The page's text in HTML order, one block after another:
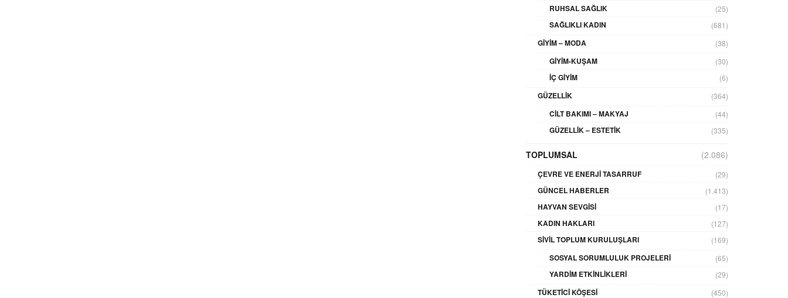
RUHSAL SAĞLIK (25)
SAĞLIKLI KADIN (681)
GIYIM – MODA (38)
GIYIM-KUŞAM (30)
İÇ GIYIM (6)
GÜZELLIK (364)
CILT BAKIMI – MAKYAJ (44)
GÜZELLIK – ESTETIK (335)
TOPLUMSAL (2.086)
ÇEVRE VE ENERJI TASARRUF (29)
GÜNCEL HABERLER (1.413)
HAYVAN SEVGISI (17)
KADIN HAKLARI (127)
SIVIL TOPLUM KURULUŞLARI (169)
SOSYAL SORUMLULUK PROJELERI (65)
YARDIM ETKINLIKLERI (29)
TÜKETICI KÖŞESI (450)